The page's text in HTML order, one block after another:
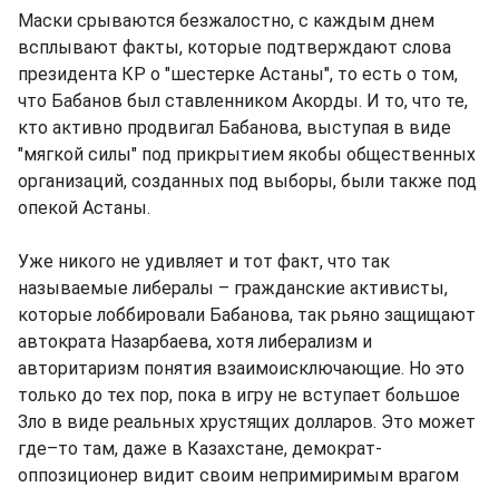
Маски срываются безжалостно, с каждым днем
всплывают факты, которые подтверждают слова
президента КР о "шестерке Астаны", то есть о том,
что Бабанов был ставленником Акорды. И то, что те,
кто активно продвигал Бабанова, выступая в виде
"мягкой силы" под прикрытием якобы общественных
организаций, созданных под выборы, были также под
опекой Астаны.
Уже никого не удивляет и тот факт, что так
называемые либералы – гражданские активисты,
которые лоббировали Бабанова, так рьяно защищают
автократа Назарбаева, хотя либерализм и
авторитаризм понятия взаимоисключающие. Но это
только до тех пор, пока в игру не вступает большое
Зло в виде реальных хрустящих долларов. Это может
где–то там, даже в Казахстане, демократ-
оппозиционер видит своим непримиримым врагом